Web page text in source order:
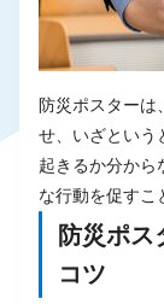
防災ポスターは
せ、いざという
起きるか分から
な行動を促すこ
防災ポス
コツ